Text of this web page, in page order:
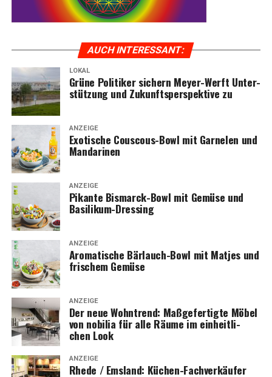
KOGA — Fach­händ­ler im Emsland
AUCH INTER­ES­SANT:
LOKAL
Grü­ne Poli­ti­ker sichern Mey­er-Werft Unter­
stüt­zung und Zukunfts­per­spek­ti­ve zu
ANZEIGE
Exo­ti­sche Cous­cous-Bowl mit Gar­ne­len und
Mandarinen
ANZEIGE
Pikan­te Bis­marck-Bowl mit Gemü­se und
Basilikum-Dressing
ANZEIGE
Aro­ma­ti­sche Bär­lauch-Bowl mit Mat­jes und
fri­schem Gemüse
ANZEIGE
Der neue Wohn­trend: Maß­ge­fer­tig­te Möbel
von nobi­lia für alle Räu­me im ein­heit­li­
chen Look
ANZEIGE
Rhe­de / Ems­land: Küchen-Fach­ver­käu­fer